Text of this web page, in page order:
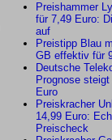
Preishammer
für 7,49 Euro:
auf
Preistipp Blau
GB effektiv für
Deutsche
Prognose
Euro
Preiskracher
14,99 Euro:
Preischeck